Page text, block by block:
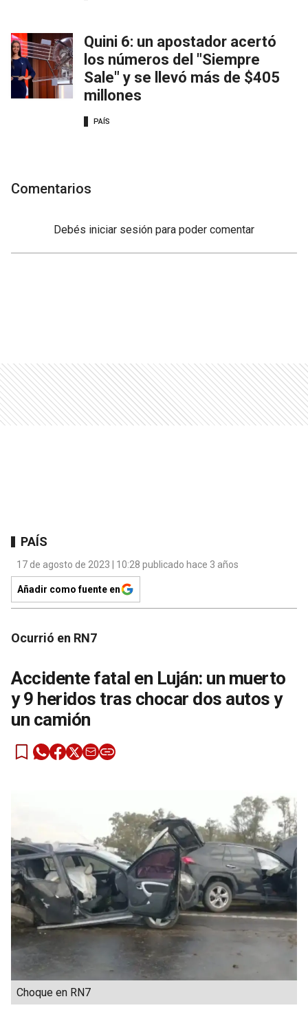
Quini 6: un apostador acertó
los números del "Siempre
Sale" y se llevó más de $405
millones
PAÍS
Comentarios
Debés iniciar sesión para poder comentar
PAÍS
17 de agosto de 2023 | 10:28 publicado hace 3 años
Añadir como fuente en
Ocurrió en RN7
Accidente fatal en Luján: un muerto
y 9 heridos tras chocar dos autos y
un camión
Choque en RN7